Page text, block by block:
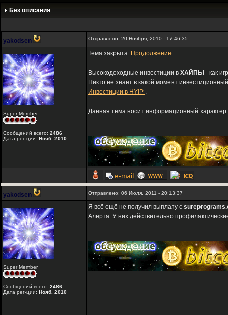
Без описания
yakodsen Отправлено: 20 Ноября, 2010 - 17:46:35
Super Member
Сообщений всего: 2486
Дата рег-ции: Нояб. 2010
Тема закрыта. Продолжение.
Высокодоходные инвестиции в ХАЙПЫ - как
Никто не знает в какой момент
Инвестиции в HYIP .
Данная тема носит информационный характер
-----
yakodsen Отправлено: 06 Июля, 2011 - 20:13:37
Super Member
Сообщений всего: 2486
Дата рег-ции: Нояб. 2010
Я всё ещё не получил выплату с
Алерта. У них действительно
-----